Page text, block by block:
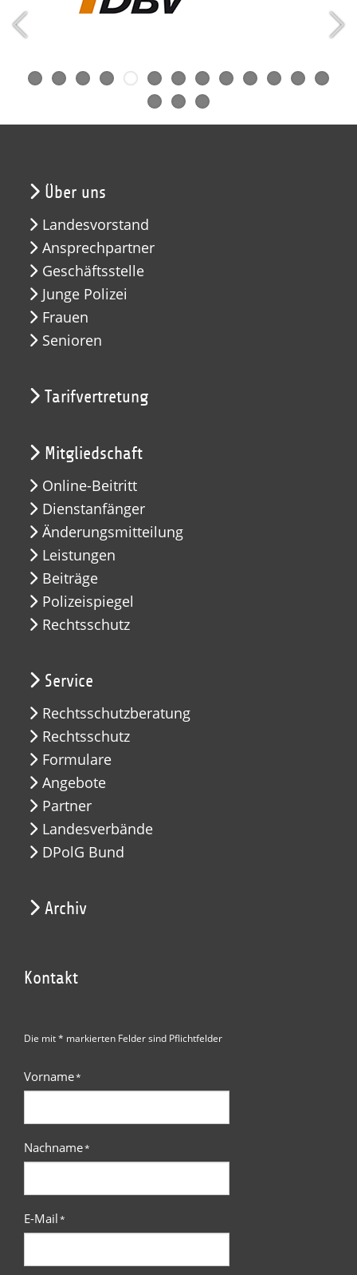
Über uns
Landesvorstand
Ansprechpartner
Geschäftsstelle
Junge Polizei
Frauen
Senioren
Tarifvertretung
Mitgliedschaft
Online-Beitritt
Dienstanfänger
Änderungsmitteilung
Leistungen
Beiträge
Polizeispiegel
Rechtsschutz
Service
Rechtsschutzberatung
Rechtsschutz
Formulare
Angebote
Partner
Landesverbände
DPolG Bund
Archiv
Kontakt
Die mit * markierten Felder sind Pflichtfelder
Vorname*
Nachname*
E-Mail*